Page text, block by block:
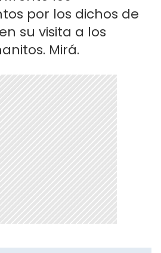
por los dichos de
su visita a los
Mirá.